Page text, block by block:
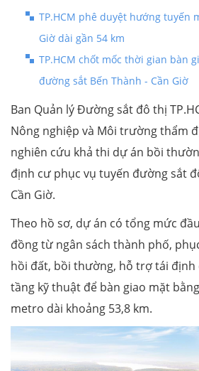
TP.HCM phê duyệt hướng tuyến
Giờ dài gần 54 km
TP.HCM chốt mốc thời gian bàn
đường sắt Bến Thành - Cần Giờ
Ban Quản lý Đường sắt đô thị
Nông nghiệp và Môi trường thẩm
nghiên cứu khả thi dự án bồi
định cư phục vụ tuyến đường sắt
Cần Giờ.
Theo hồ sơ, dự án có tổng mức
đồng từ ngân sách thành phố,
hồi đất, bồi thường, hỗ trợ tái định
tầng kỹ thuật để bàn giao mặt
metro dài khoảng 53,8 km.